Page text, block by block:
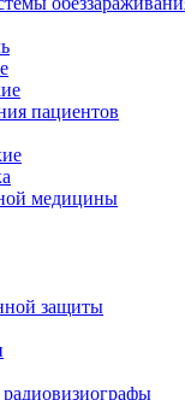
пациентов
медицины
защиты